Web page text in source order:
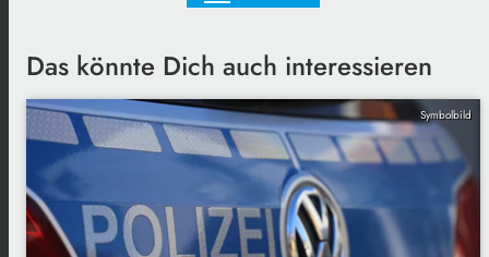
Das könnte Dich auch interessieren
Symbolbild